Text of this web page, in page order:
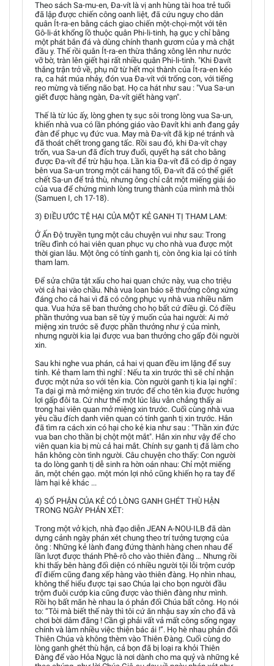
Theo sách Sa-mu-en, Đa-vít là vị anh hùng tài hoa trẻ tuổi
đã lập được chiến công oanh liệt, đã cứu nguy cho dân
quân Ít-ra-en bằng cách giao chiến một-chọi-một với tên
Gô-li-át khổng lồ thuộc quân Phi-li-tinh, hạ gục y chỉ bằng
một phát bắn đá và dùng chính thanh gươm của y mà chặt
đầu y. Thế rồi quân Ít-ra-en thừa thắng xông lên như nước
vỡ bờ, tràn lên giết hại rất nhiều quân Phi-li-tinh. "Khi Đavít
thắng trận trở về, phụ nữ từ hết mọi thành của Ít-ra-en kéo
ra, ca hát múa nhảy, đón vua Đa-vít với trống con, với tiếng
reo mừng và tiếng não bạt. Họ ca hát như sau : "Vua Sa-un
giết được hàng ngàn, Đa-vít giết hàng vạn".
Thế là từ lúc ấy, lòng ghen tỵ sục sôi trong lòng vua Sa-un,
khiến nhà vua có lần phóng giáo vào Đavít khi anh đang gảy
đàn để phục vụ đức vua. May mà Đa-vít đã kịp né tránh và
đã thoát chết trong gang tấc. Rồi sau đó, khi Đa-vít chạy
trốn, vua Sa-un đã đích truy đuổi, quyết hạ sát cho bằng
được Đa-vít để trừ hậu họa. Lần kia Đa-vít đã có dịp ở ngay
bên vua Sa-un trong một cái hang tối, Đa-vít đã có thể giết
chết Sa-un để trả thù, nhưng ông chỉ cắt một miếng giải áo
của vua để chứng minh lòng trung thành của mình mà thôi
(Samuen I, ch 17-18).
3) ĐIỀU ƯỚC TỆ HẠI CỦA MỘT KẺ GANH TỊ THAM LAM:
Ở Ấn Độ truyền tụng một câu chuyện vui như sau: Trong
triều đình có hai viên quan phục vụ cho nhà vua được một
thời gian lâu. Một ông có tính ganh tị, còn ông kia lại có tính
tham lam.
Để sửa chữa tật xấu cho hai quan chức này, vua cho triệu
vời cả hai vào chầu. Nhà vua loan báo sẽ thưởng công xứng
đáng cho cả hai vì đã có công phục vụ nhà vua nhiều năm
qua. Vua hứa sẽ ban thưởng cho họ bất cứ điều gì. Có điều
phần thưởng vua ban sẽ tùy ý muốn của hai người: Ai mở
miệng xin trước sẽ được phần thưởng như ý của mình,
nhưng người kia lại được vua ban thưởng cho gấp đôi người
xin.
Sau khi nghe vua phán, cả hai vị quan đều im lặng để suy
tính. Kẻ tham lam thì nghĩ : Nếu ta xin trước thì sẽ chỉ nhận
được một nửa so với tên kia. Còn người ganh tị kia lại nghĩ :
Ta dại gì mà mở miệng xin trước để cho tên kia được hưởng
lợi gấp đôi ta. Cứ như thế một lúc lâu vẫn chẳng thấy ai
trong hai viên quan mở miệng xin trước. Cuối cùng nhà vua
yêu cầu đích danh viên quan có tính ganh tị xin trước. Hắn
đã tìm ra cách xin có hại cho kẻ kia như sau : "Thần xin đức
vua ban cho thần bị chột một mắt". Hắn xin như vậy để cho
viên quan kia bị mù cả hai mắt. Chính sự ganh tị đã làm cho
hắn không còn tình người. Câu chuyện cho thấy: Con người
ta do lòng ganh tị dễ sinh ra hờn oán nhau: Chỉ một miếng
ăn, một chén gạo. một món lợi nhỏ cũng khiến họ ra tay để
làm hại kẻ khác ...
4) SỐ PHẬN CỦA KẺ CÓ LÒNG GANH GHÉT THÙ HẬN
TRONG NGÀY PHÁN XÉT:
Trong một vở kịch, nhà đạo diễn JEAN A-NOU-ILB đã dàn
dựng cảnh ngày phán xét chung theo trí tưởng tượng của
ông : Những kẻ lành đang đứng thành hàng chen nhau để
lần lượt được thánh Phê-rô cho vào thiên đàng … Nhưng rồi
khi thấy bên hàng đối diện có nhiều người tội lỗi trộm cướp
đĩ điếm cũng đang xếp hàng vào thiên đàng. Họ nhìn nhau,
không thể hiểu được tại sao Chúa lại cho bọn người đầu
trộm đuôi cướp kia cũng được vào thiên đàng như mình.
Rồi họ bất mãn hè nhau la ó phản đối Chúa bất công. Họ nói
to: “Tôi mà biết thế này thì tôi cứ ăn nhậu say xỉn cho đã và
chơi bời dâm đãng ! Cần gì phải vất vả mất công sống ngay
chính và làm nhiều việc thiện bác ái !”. Họ hè nhau phản đối
Thiên Chúa và không thèm vào Thiên Đàng. Cuối cùng do
lòng ganh ghét thù hận, cả bọn đã bị loại ra khỏi Thiên
Đàng để vào Hỏa Ngục là nơi dành cho ma quỷ và những kẻ